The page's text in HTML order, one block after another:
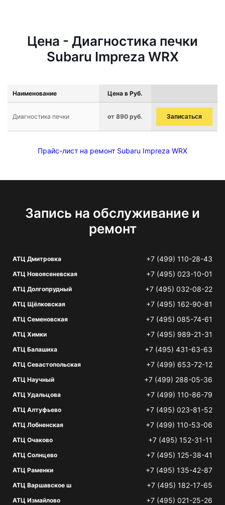
Цена - Диагностика печки
Subaru Impreza WRX
Наименование Цена в Руб.
Диагностика печки от 890 руб. Записаться
Прайс-лист на ремонт Subaru Impreza WRX
Запись на обслуживание и
ремонт
АТЦ Дмитровка +7 (499) 110-28-43
АТЦ Новоясеневская +7 (495) 023-10-01
АТЦ Долгопрудный +7 (495) 032-08-22
АТЦ Щёлковская +7 (495) 162-90-81
АТЦ Семеновская +7 (495) 085-74-61
АТЦ Химки +7 (495) 989-21-31
АТЦ Балашиха +7 (495) 431-63-63
АТЦ Севастопольская +7 (499) 653-72-12
АТЦ Научный +7 (499) 288-05-36
АТЦ Удальцова +7 (499) 110-86-79
АТЦ Алтуфьево +7 (495) 023-81-52
АТЦ Лобненская +7 (499) 110-53-06
АТЦ Очаково +7 (495) 152-31-11
АТЦ Солнцево +7 (495) 125-38-41
АТЦ Раменки +7 (495) 135-42-87
АТЦ Варшавское ш +7 (495) 182-17-65
АТЦ Измайлово +7 (495) 021-25-26